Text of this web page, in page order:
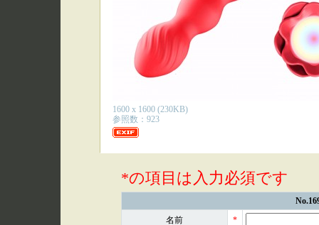
1600 x 1600 (230KB)
参照数：923
*の項目は入力必須です
名前 *